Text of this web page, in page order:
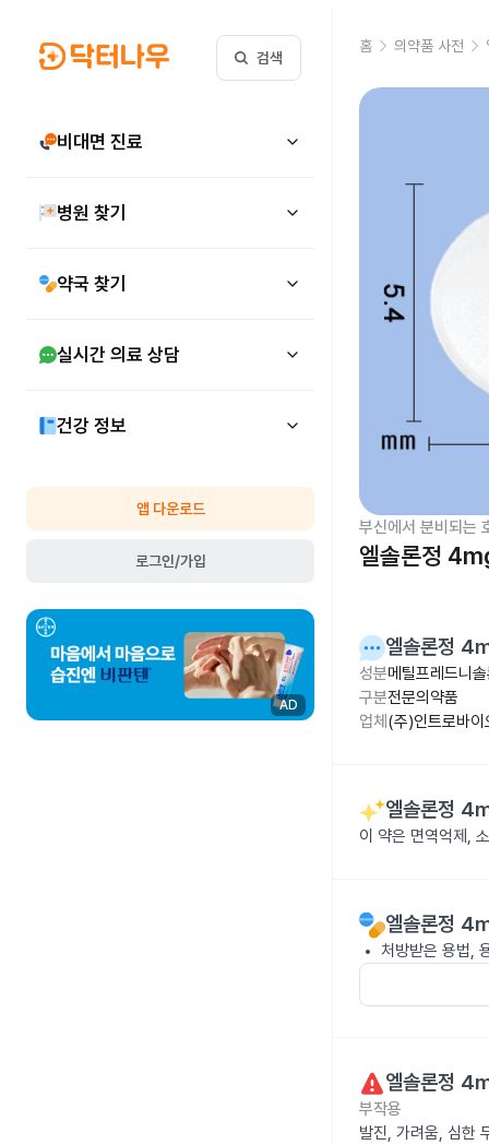
검색
비대면 진료
병원 찾기
약국 찾기
실시간 의료 상담
건강 정보
앱 다운로드
로그인/가입
AD
홈 의약품 사전
부신에서 분비되는
엘솔론정
엘솔론정
성분메틸프레드니
구분전문의약품
업체 (주)인트로바이
엘솔론정
이 약은 면역억제,
엘솔론정
처방받은 용법,
엘솔론정
부작용
발진, 가려움, 심한